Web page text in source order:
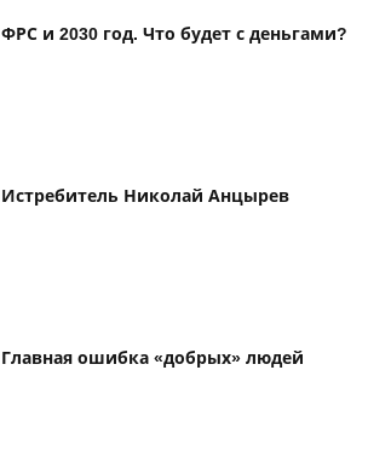
ФРС и 2030 год. Что будет с деньгами?
Истребитель Николай Анцырев
Главная ошибка «добрых» людей